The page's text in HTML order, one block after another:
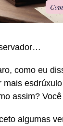
como eu
mais
assim?
algumas